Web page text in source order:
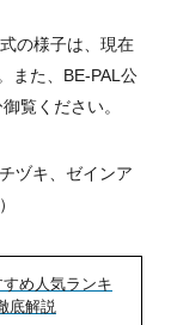
の様子は、現在
また、BE-PAL公
覧ください。
ヅキ、ゼインア
すめ人気ランキ
底解説